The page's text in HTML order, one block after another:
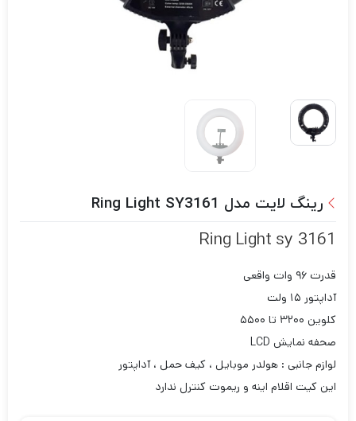
رینگ لایت مدل Ring Light SY3161
Ring Light sy 3161
قدرت ۹۶ وات واقعی
آداپتور ۱۵ ولت
کلوین ۳۲۰۰ تا ۵۵۰۰
صحفه نمایش LCD
لوازم جانبی : هولدر موبایل ، کیف حمل ، آداپتور
این کیت اقلام اینه و ریموت کنترل ندارد